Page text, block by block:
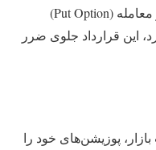
سرمایه‌تان، یک قرارداد فروش اختیار معامله (Put Option)
این قرارداد جلوی ضرر
پوزیشن‌های خود را